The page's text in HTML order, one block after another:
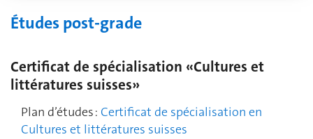
Études post-grade
Certificat de spécialisation «Cultures et
littératures suisses»
Plan d’études : Certificat de spécialisation en
Cultures et littératures suisses